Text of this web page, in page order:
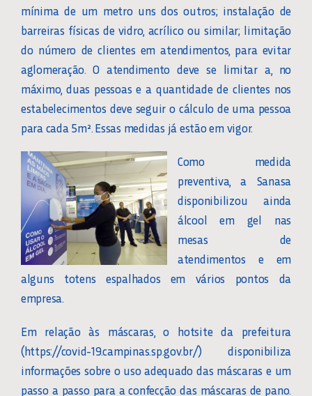
mínima de um metro uns dos outros; instalação de
barreiras físicas de vidro, acrílico ou similar; limitação
do número de clientes em atendimentos, para evitar
aglomeração. O atendimento deve se limitar a, no
máximo, duas pessoas e a quantidade de clientes nos
estabelecimentos deve seguir o cálculo de uma pessoa
para cada 5m². Essas medidas já estão em vigor.
Como medida
preventiva, a Sanasa
disponibilizou ainda
álcool em gel nas
mesas de
atendimentos e em
alguns totens espalhados em vários pontos da
empresa.
Em relação às máscaras, o hotsite da prefeitura
(https://covid-19.campinas.sp.gov.br/) disponibiliza
informações sobre o uso adequado das máscaras e um
passo a passo para a confecção das máscaras de pano.